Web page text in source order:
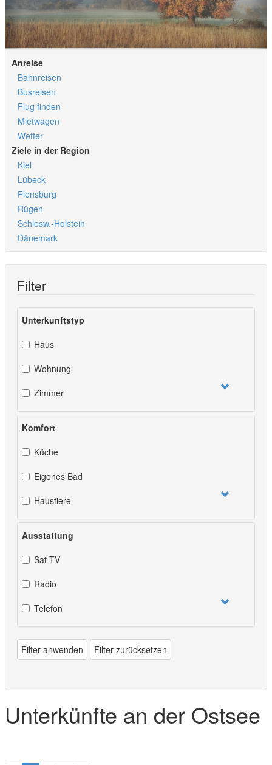
Anreise
Bahnreisen
Busreisen
Flug finden
Mietwagen
Wetter
Ziele in der Region
Kiel
Lübeck
Flensburg
Rügen
Schlesw.-Holstein
Dänemark
Filter
Unterkunftstyp
Haus
Wohnung
Zimmer
Komfort
Küche
Eigenes Bad
Haustiere
Ausstattung
Sat-TV
Radio
Telefon
Filter anwenden Filter zurücksetzen
Unterkünfte an der Ostsee